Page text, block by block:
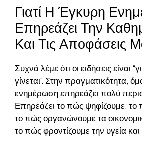
Γιατί Η Έγκυρη
Επηρεάζει Την
Και Τις Αποφάσεις
Συχνά λέμε ότι οι ειδήσεις είναι
γίνεται”. Στην πραγματικότητα,
ενημέρωση επηρεάζει πολύ
Επηρεάζει το πώς ψηφίζουμε, το
το πώς οργανώνουμε τα
το πώς φροντίζουμε την υγεία και